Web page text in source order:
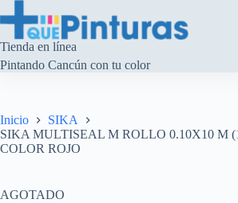
al
contenido
Tienda en línea
Pintando Cancún con tu color
Inicio
SIKA
SIKA MULTISEAL M ROLLO 0.10X10 M
COLOR ROJO
AGOTADO